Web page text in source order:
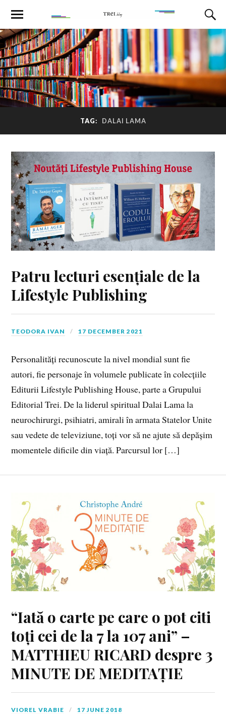
TAG: DALAI LAMA
Patru lecturi esențiale de la
Lifestyle Publishing
TEODORA IVAN 17 DECEMBER 2021
Personalități recunoscute la nivel mondial sunt fie
autori, fie personaje în volumele publicate în colecțiile
Editurii Lifestyle Publishing House, parte a Grupului
Editorial Trei. De la liderul spiritual Dalai Lama la
neurochirurgi, psihiatri, amirali în armata Statelor Unite
sau vedete de televiziune, toți vor să ne ajute să depășim
momentele dificile din viață. Parcursul lor […]
“Iată o carte pe care o pot citi
toți cei de la 7 la 107 ani” –
MATTHIEU RICARD despre 3
MINUTE DE MEDITAȚIE
VIOREL VRABIE 17 JUNE 2018